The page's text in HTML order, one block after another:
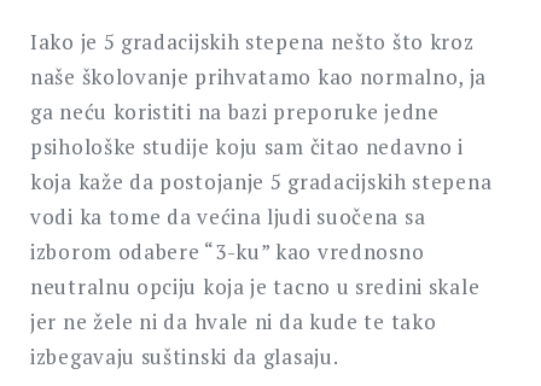
Iako je 5 gradacijskih stepena nešto što kroz
naše školovanje prihvatamo kao normalno, ja
ga neću koristiti na bazi preporuke jedne
psihološke studije koju sam čitao nedavno i
koja kaže da postojanje 5 gradacijskih stepena
vodi ka tome da većina ljudi suočena sa
izborom odabere “3-ku” kao vrednosno
neutralnu opciju koja je tacno u sredini skale
jer ne žele ni da hvale ni da kude te tako
izbegavaju suštinski da glasaju.